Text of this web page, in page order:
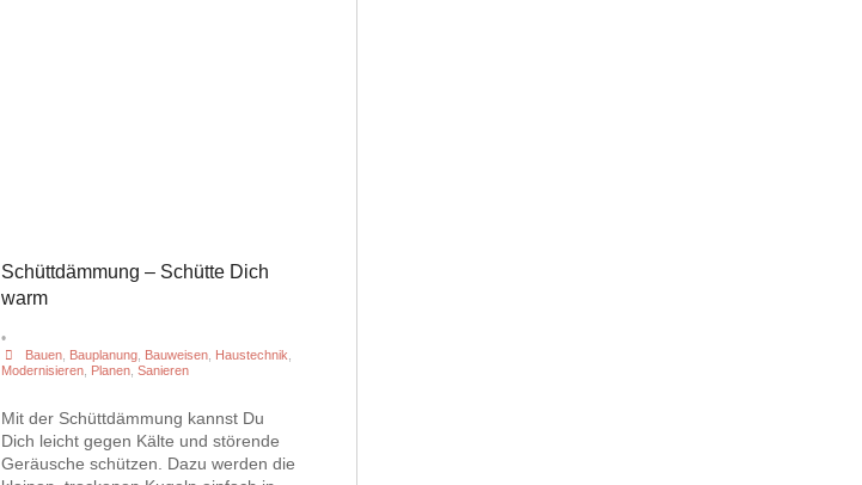
Schüttdämmung – Schütte Dich
warm
•
Bauen, Bauplanung, Bauweisen, Haustechnik
Modernisieren, Planen, Sanieren
Mit der Schüttdämmung kannst Du
Dich leicht gegen Kälte und störende
Geräusche schützen. Dazu werden die